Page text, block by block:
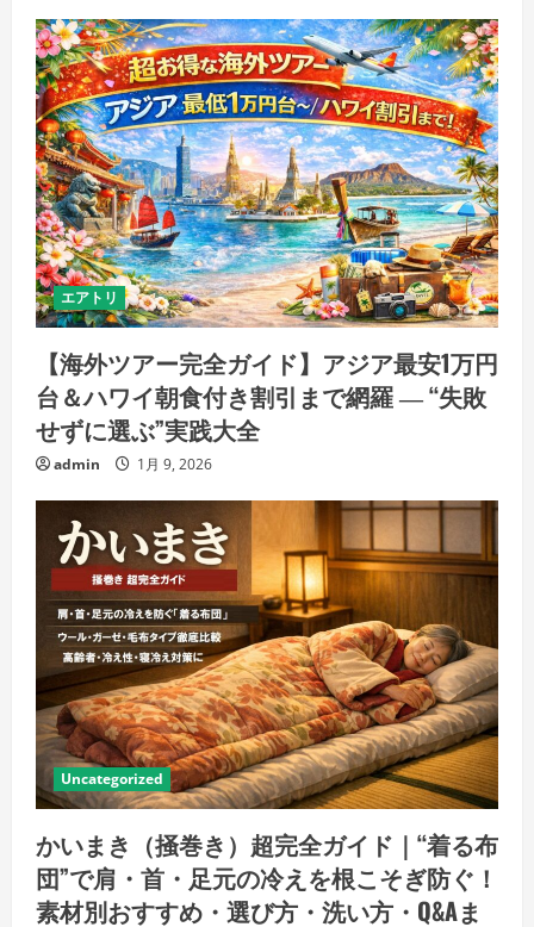
エアトリ
【海外ツアー完全ガイド】アジア最安1万円
台＆ハワイ朝食付き割引まで網羅 ― “失敗
せずに選ぶ”実践大全
admin 1月 9, 2026
Uncategorized
かいまき（掻巻き）超完全ガイド｜“着る布
団”で肩・首・足元の冷えを根こそぎ防ぐ！
素材別おすすめ・選び方・洗い方・Q&Aま